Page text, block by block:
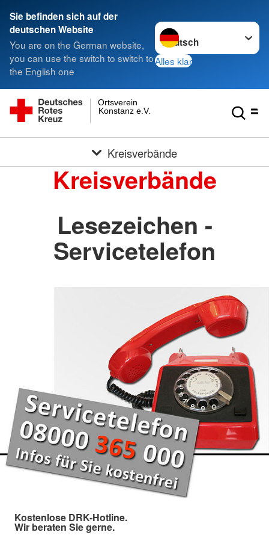
Sie befinden sich auf der
deutschen Website
You are on the German website,
you can use the switch to switch to
the English one
Sprache wechseln zu
Alles klar
Konstanz e.V.
Ortsverein
Kreisverbände
Kreisverbände
Lesezeichen -
Servicetelefon
Kostenlose DRK-Hotline.
Wir beraten Sie gerne.